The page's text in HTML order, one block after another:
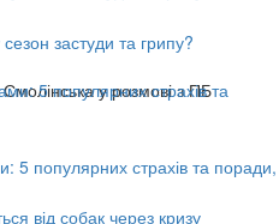
застуди та грипу?
у розмові з ПБ
5 популярних страхів та поради,